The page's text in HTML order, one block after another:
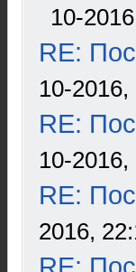
10-
RE:
10-2016,
RE:
10-2016,
RE:
2016,